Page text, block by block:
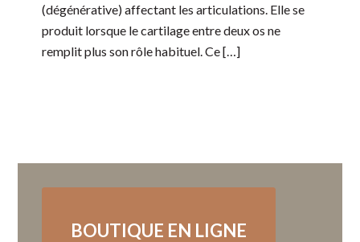
(dégénérative) affectant les articulations. Elle se
produit lorsque le cartilage entre deux os ne
remplit plus son rôle habituel. Ce […]
BOUTIQUE EN LIGNE